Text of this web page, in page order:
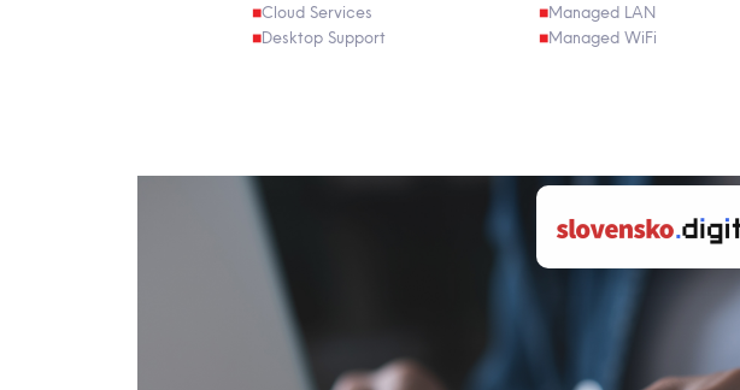
Cloud Services
Managed LAN
Desktop Support
Managed WiFi